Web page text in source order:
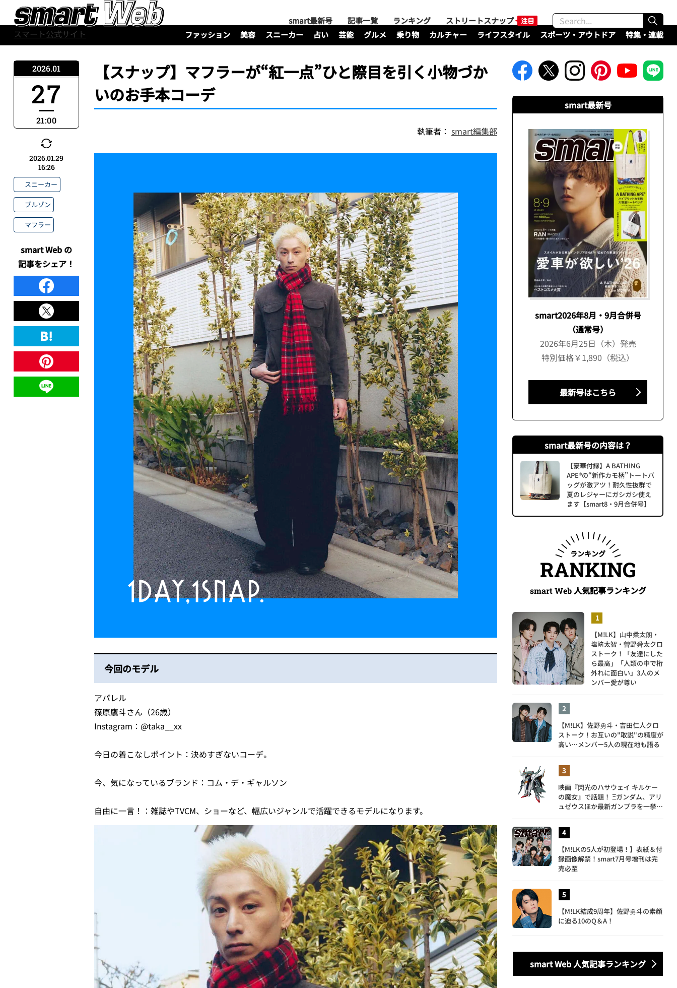
スマート公式サイト
smart最新号 記事一覧 ランキング
ストリートスナップ
ファッション
美容 スニーカー 占い 芸能 グルメ 乗り物 カルチャー ライフスタイル スポーツ・アウトドア 特集・連載
【スナップ】マフラーが“紅一点”ひと際目を引く小物づか
いのお手本コーデ
執筆者： smart編集部
今回のモデル
アパレル
篠原鷹斗さん（26歳）
Instagram：@taka__xx
今日の着こなしポイント：決めすぎないコーデ。
今、気になっているブランド：コム・デ・ギャルソン
自由に一言！：雑誌やTVCM、ショーなど、幅広いジャンルで活躍できるモデルになります。
2026.01
27
21:00
2026.01.29
16:26
スニーカー
ブルゾン
マフラー
smart Web の
記事をシェア！
smart最新号
smart2026年8月・9月合併号
（通常号）
2026年6月25日（木）発売
特別価格￥1,890（税込）
最新号はこちら
smart最新号の内容は？
【豪華付録】A BATHING
APE®の“新作カモ柄”トートバ
ッグが激アツ！耐久性抜群で
夏のレジャーにガシガシ使え
ます【smart8・9月合併号】
ランキング
RANKING
smart Web人気記事ランキング
【M!LK】山中柔太朗・
塩﨑太智・曽野舜太クロ
ストーク！「友達にした
ら最高」「人類の中で桁
外れに面白い」3人のメ
ンバー愛が尊い
【M!LK】佐野勇斗・吉田仁人クロ
ストーク！お互いの"取説"の精度が
高い…メンバー5人の現在地も語る
映画『閃光のハサウェイ キルケー
の魔女』で話題！ Ξガンダム、アリ
ュゼウスほか最新ガンプラを一挙紹
【M!LKの5人が初登場！】表紙＆付
録画像解禁！smart7月号増刊は完
売必至
【M!LK結成9周年】佐野勇斗の素顔
に迫る10のQ＆A！
smart Web 人気記事ランキング